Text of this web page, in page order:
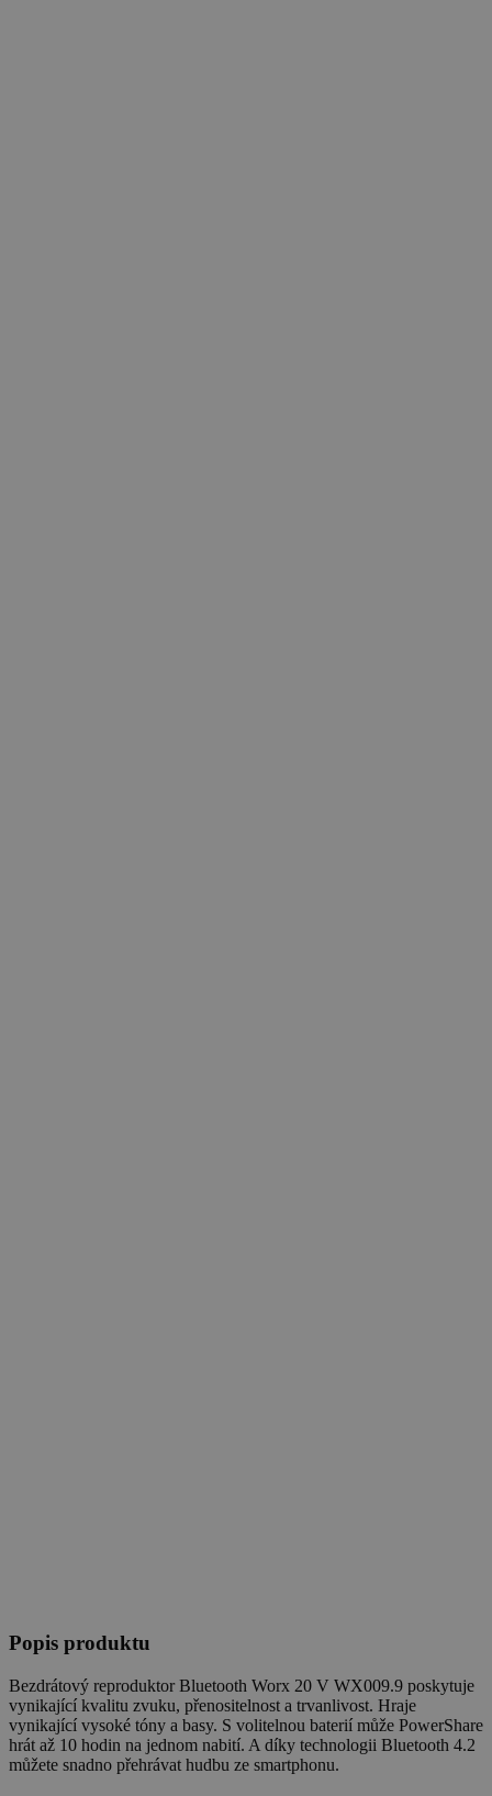
Popis produktu
Bezdrátový reproduktor Bluetooth Worx 20 V WX009.9 poskytuje
vynikající kvalitu zvuku, přenositelnost a trvanlivost. Hraje
vynikající vysoké tóny a basy. S volitelnou baterií může PowerShare
hrát až 10 hodin na jednom nabití. A díky technologii Bluetooth 4.2
můžete snadno přehrávat hudbu ze smartphonu.